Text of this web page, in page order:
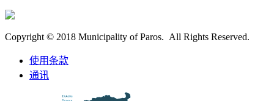
Copyright © 2018 Municipality of Paros. All Rights Reserved.
使用条款
通讯